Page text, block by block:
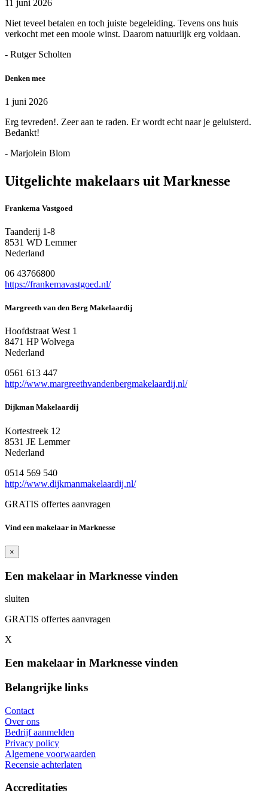
11 juni 2026
Niet teveel betalen en toch juiste begeleiding. Tevens ons huis
verkocht met een mooie winst. Daarom natuurlijk erg voldaan.
- Rutger Scholten
Denken mee
1 juni 2026
Erg tevreden!. Zeer aan te raden. Er wordt echt naar je geluisterd.
Bedankt!
- Marjolein Blom
Uitgelichte makelaars uit Marknesse
Frankema Vastgoed
Taanderij 1-8
8531 WD Lemmer
Nederland
06 43766800
https://frankemavastgoed.nl/
Margreeth van den Berg Makelaardij
Hoofdstraat West 1
8471 HP Wolvega
Nederland
0561 613 447
http://www.margreethvandenbergmakelaardij.nl/
Dijkman Makelaardij
Kortestreek 12
8531 JE Lemmer
Nederland
0514 569 540
http://www.dijkmanmakelaardij.nl/
GRATIS offertes aanvragen
Vind een makelaar in Marknesse
×
Een makelaar in Marknesse vinden
sluiten
GRATIS offertes aanvragen
X
Een makelaar in Marknesse vinden
Belangrijke links
Contact
Over ons
Bedrijf aanmelden
Privacy policy
Algemene voorwaarden
Recensie achterlaten
Accreditaties